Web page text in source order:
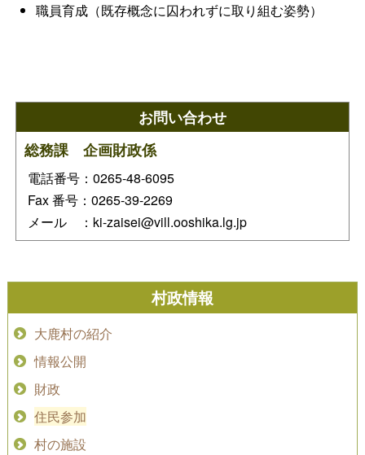
職員育成（既存概念に囚われずに取り組む姿勢）
お問い合わせ
総務課 企画財政係
電話番号：0265-48-6095
Fax 番号：0265-39-2269
メール ：ki-zaisei@vill.ooshika.lg.jp
村政情報
大鹿村の紹介
情報公開
財政
住民参加
村の施設